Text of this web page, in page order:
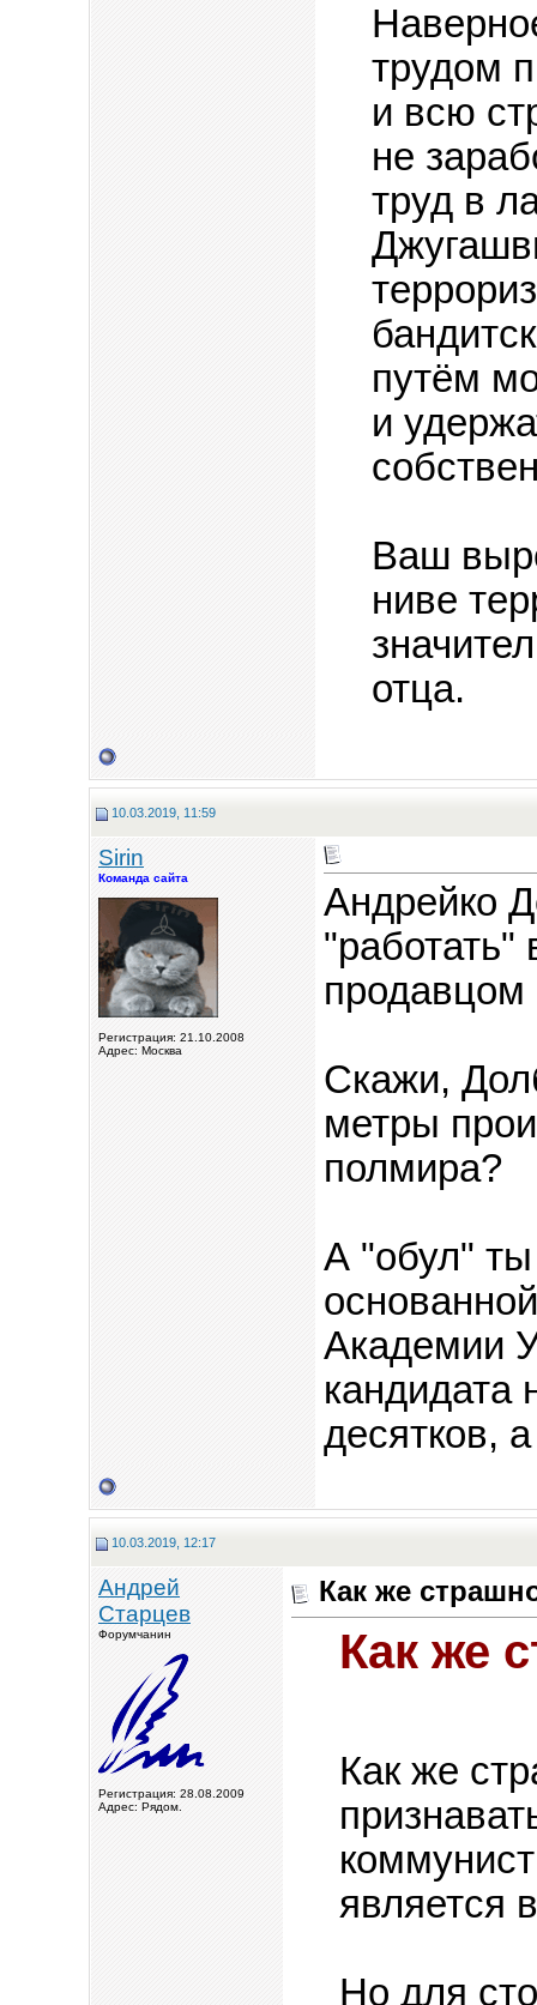
трудом
и всю
не
труд в
путём
и
Ваш
ниве
отца.
10.03.2019, 11:59
Sirin
Команда сайта
Регистрация: 21.10.2008
Адрес: Москва
Андрейко
"работать"
продавцом
Скажи,
метры
полмира?
А "обул" ты
Академии
кандидата
десятков,
10.03.2019, 12:17
Андрей
Старцев
Форумчанин
Регистрация: 28.08.2009
Адрес: Рядом.
Как же
Как же
Как же
является
Но для